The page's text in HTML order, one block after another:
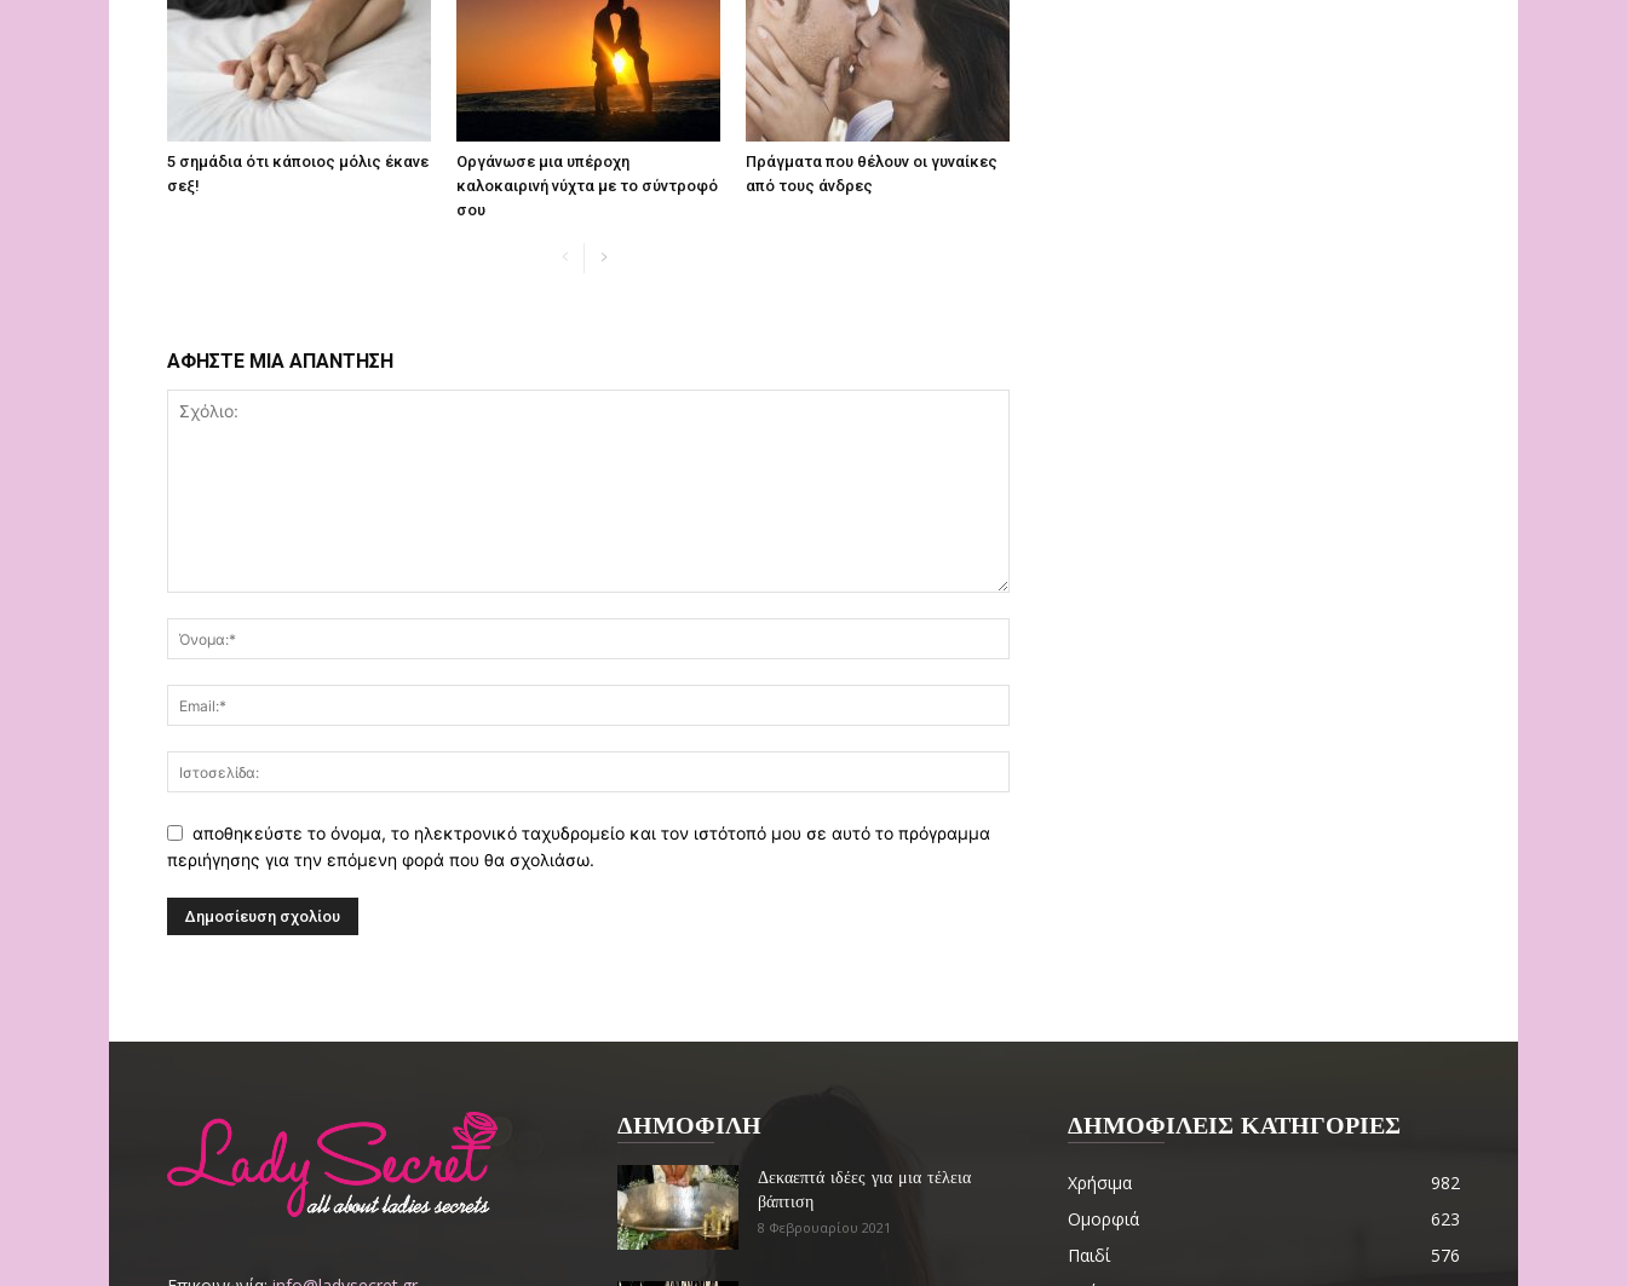
5 σημάδια ότι κάποιος μόλις έκανε
σεξ!
Οργάνωσε μια υπέροχη
καλοκαιρινή νύχτα με το σύντροφό
σου
Πράγματα που θέλουν οι γυναίκες
από τους άνδρες
ΑΦΗΣΤΕ ΜΙΑ ΑΠΑΝΤΗΣΗ
αποθηκεύστε το όνομα, το ηλεκτρονικό ταχυδρομείο και τον ιστότοπό μου σε αυτό το πρόγραμμα
περιήγησης για την επόμενη φορά που θα σχολιάσω.
ΔΗΜΟΦΙΛΗ
Δεκαεπτά ιδέες για μια τέλεια
βάπτιση
8 Φεβρουαρίου 2021
ΔΗΜΟΦΙΛΕΙΣ ΚΑΤΗΓΟΡΙΕΣ
Χρήσιμα
982
Ομορφιά
623
Παιδί
576